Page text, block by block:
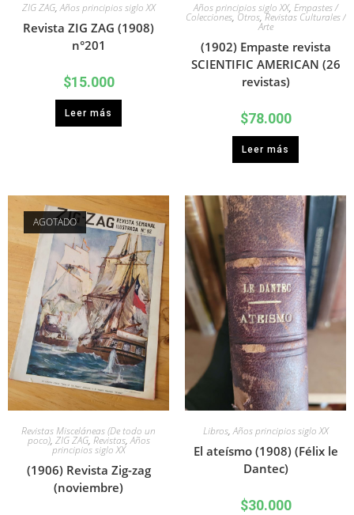
ZIG ZAG,Años principios siglo XX
Revista ZIG ZAG (1908)
n°201
$15.000
Leer más
Años principios siglo XX, Empastes /
Colecciones, Otros,Revistas Culturales /
Arte
(1902) Empaste revista
SCIENTIFIC AMERICAN (26
revistas)
$78.000
Leer más
AGOTADO
Revistas Misceláneas (De todo un
poco), ZIG ZAG, Revistas,Años
principios siglo XX
(1906) Revista Zig-zag
(noviembre)
Libros,Años principios siglo XX
El ateísmo (1908) (Félix le
Dantec)
$30.000